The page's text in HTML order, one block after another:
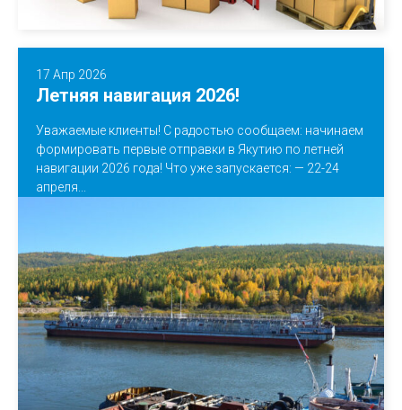
17 Апр 2026
Летняя навигация 2026!
Уважаемые клиенты! С радостью сообщаем: начинаем
формировать первые отправки в Якутию по летней
навигации 2026 года! Что уже запускается: — 22-24
апреля...